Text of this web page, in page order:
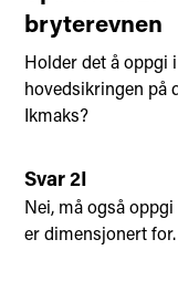
bryterevnen
Holder det å oppgi
hovedsikringen på
Ikmaks?
Svar 2I
Nei, må også
er dimensjonert for.